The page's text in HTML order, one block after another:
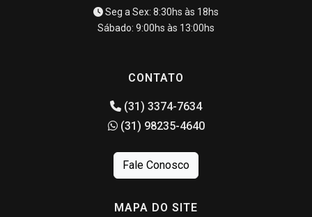
Seg a Sex: 8:30hs às 18hs
Sábado: 9:00hs às 13:00hs
CONTATO
(31) 3374-7634
(31) 98235-4640
Fale Conosco
MAPA DO SITE